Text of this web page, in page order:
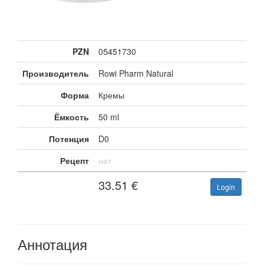
PZN
05451730
Производитель
Rowi Pharm Natural
Форма
Кремы
Ёмкость
50 ml
Потенция
D0
Рецепт
нет
33.51 € Login
Аннотация